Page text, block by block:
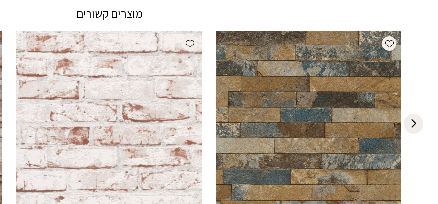
מוצרים קשורים
Add wishlist
Add wishlist